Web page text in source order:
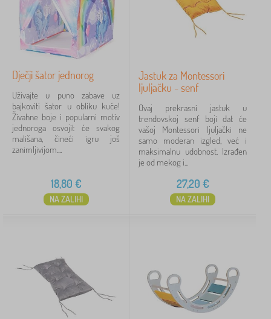
Dječji šator jednorog
Uživajte u puno zabave uz
bajkoviti šator u obliku kuće!
Živahne boje i popularni motiv
jednoroga osvojit će svakog
mališana, čineći igru još
zanimljivijom....
18,80 €
NA ZALIHI
Jastuk za Montessori
ljuljačku - senf
Ovaj prekrasni jastuk u
trendovskoj senf boji dat će
vašoj Montessori ljuljački ne
samo moderan izgled, već i
maksimalnu udobnost. Izrađen
je od mekog i...
27,20 €
NA ZALIHI